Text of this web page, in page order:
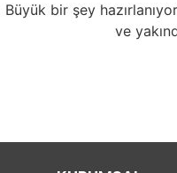
Büyük bir şey
ve